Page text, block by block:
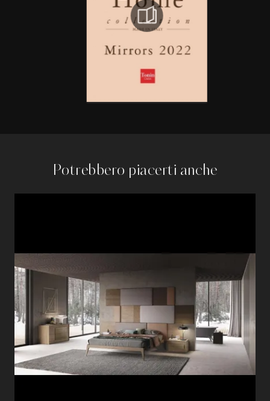
Potrebbero piacerti anche